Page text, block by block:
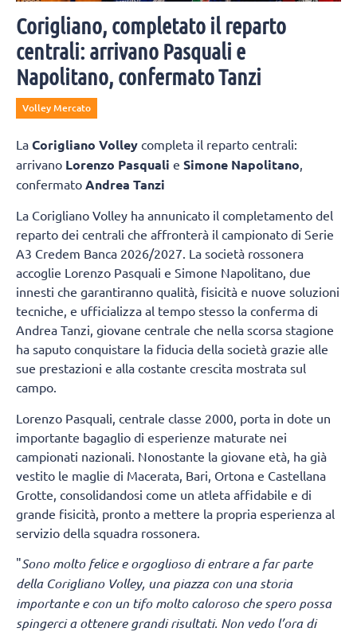
Corigliano, completato il reparto
centrali: arrivano Pasquali e
Napolitano, confermato Tanzi
Volley Mercato
La Corigliano Volley completa il reparto centrali:
arrivano Lorenzo Pasquali e Simone Napolitano
confermato Andrea Tanzi
La Corigliano Volley ha annunicato il completamento del
reparto dei centrali che affronterà il campionato di Serie
A3 Credem Banca 2026/2027. La società rossonera
accoglie Lorenzo Pasquali e Simone Napolitano, due
innesti che garantiranno qualità, fisicità e nuove soluzioni
tecniche, e ufficializza al tempo stesso la conferma di
Andrea Tanzi, giovane centrale che nella scorsa stagione
ha saputo conquistare la fiducia della società grazie alle
sue prestazioni e alla costante crescita mostrata sul
campo.
Lorenzo Pasquali, centrale classe 2000, porta in dote un
importante bagaglio di esperienze maturate nei
campionati nazionali. Nonostante la giovane età, ha già
vestito le maglie di Macerata, Bari, Ortona e Castellana
Grotte, consolidandosi come un atleta affidabile e di
grande fisicità, pronto a mettere la propria esperienza al
servizio della squadra rossonera.
"Sono molto felice e orgoglioso di entrare a far parte
della Corigliano Volley, una piazza con una storia
importante e con un tifo molto caloroso che spero possa
spingerci a ottenere grandi risultati. Non vedo l’ora di